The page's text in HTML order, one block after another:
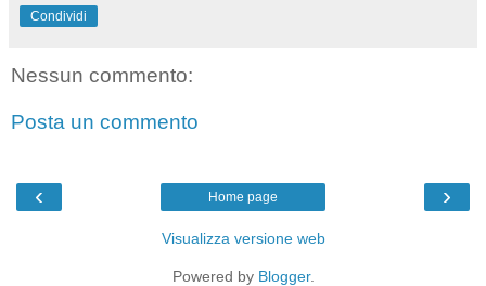
Condividi
Nessun commento:
Posta un commento
‹ ›
Home page
Visualizza versione web
Powered by Blogger.